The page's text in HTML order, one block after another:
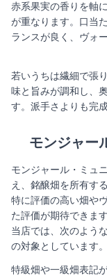
赤系果実の香りを軸
が重なります。口当
ランスが良く、ヴォ
若いうちは繊細で張
味と旨みが調和し、
す。派手さよりも完
モンジャー
モンジャール・ミュ
え、銘醸畑を所有す
特に評価の高い畑や
た評価が期待できます
当店では、次のよう
の対象としています。
特級畑や一級畑表記